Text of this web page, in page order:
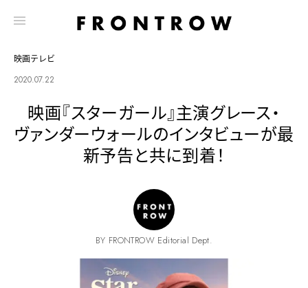
映画テレビ
2020.07.22
映画『スターガール』主演グレース・
ヴァンダーウォールのインタビューが最
新予告と共に到着！
BY FRONTROW Editorial Dept.